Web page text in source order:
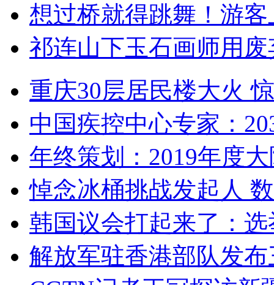
想过桥就得跳舞！游客
祁连山下玉石画师用
重庆30层居民楼大火
中国疾控中心专家：
年终策划：2019年度
悼念冰桶挑战发起人
韩国议会打起来了：
解放军驻香港部队发